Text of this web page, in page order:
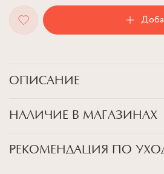
ОПИСАНИЕ
Детали
НАЛИЧИЕ В МАГАЗИНАХ
Товар закончился в
РЕКОМЕНДАЦИЯ ПО